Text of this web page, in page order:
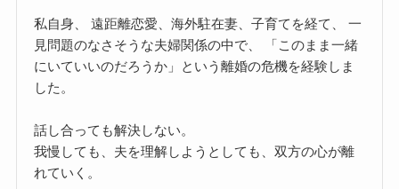
私自身、 遠距離恋愛、海外駐在妻、子育てを経て、 一
見問題のなさそうな夫婦関係の中で、 「このまま一緒
にいていいのだろうか」という離婚の危機を経験しま
した。
話し合っても解決しない。
我慢しても、夫を理解しようとしても、双方の心が離
れていく。